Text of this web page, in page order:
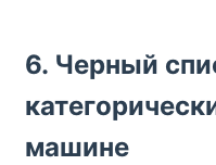
6. Черный
машине